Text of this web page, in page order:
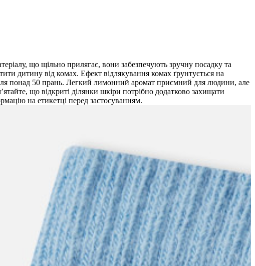
що щільно прилягає, вони забезпечують зручну посадку та
дитину від комах. Ефект відлякування комах ґрунтується на
понад 50 прань. Легкий лимонний аромат приємний для людини, але
що відкриті ділянки шкіри потрібно додатково захищати
на етикетці перед застосуванням.